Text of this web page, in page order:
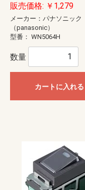
販売価格: ￥1,279
メーカー：パナソニック
（panasonic）
型番： WN5064H
数量
カートに入れる